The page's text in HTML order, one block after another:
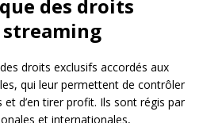
des droits
streaming
droits exclusifs accordés aux
qui leur permettent de contrôler
d’en tirer profit. Ils sont régis par
et internationales,